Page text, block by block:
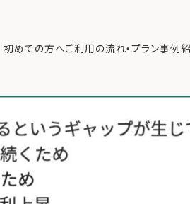
初めての方へご利用の流れ・プラン事例
ての方へ
ご利用
紹介
講座
者の声